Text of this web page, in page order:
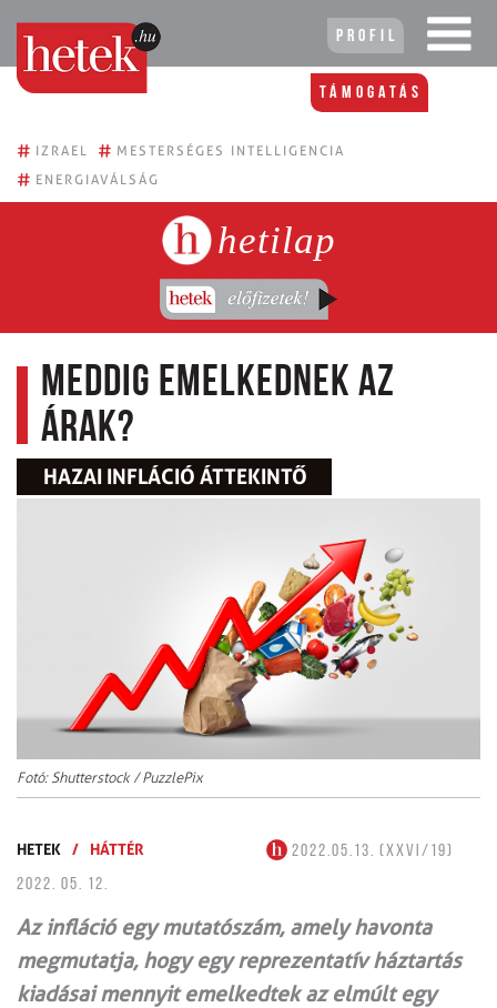
Profil
Támogatás
# IZRAEL # MESTERSÉGES INTELLIGENCIA
# ENERGIAVÁLSÁG
hetilap
Meddig emelkednek az
árak?
HAZAI INFLÁCIÓ ÁTTEKINTŐ
Fotó: Shutterstock / PuzzlePix
HETEK / HÁTTÉR
2022.05.13. (XXVI/19)
2022. 05. 12.
Az infláció egy mutatószám, amely havonta
megmutatja, hogy egy reprezentatív háztartás
kiadásai mennyit emelkedtek az elmúlt egy